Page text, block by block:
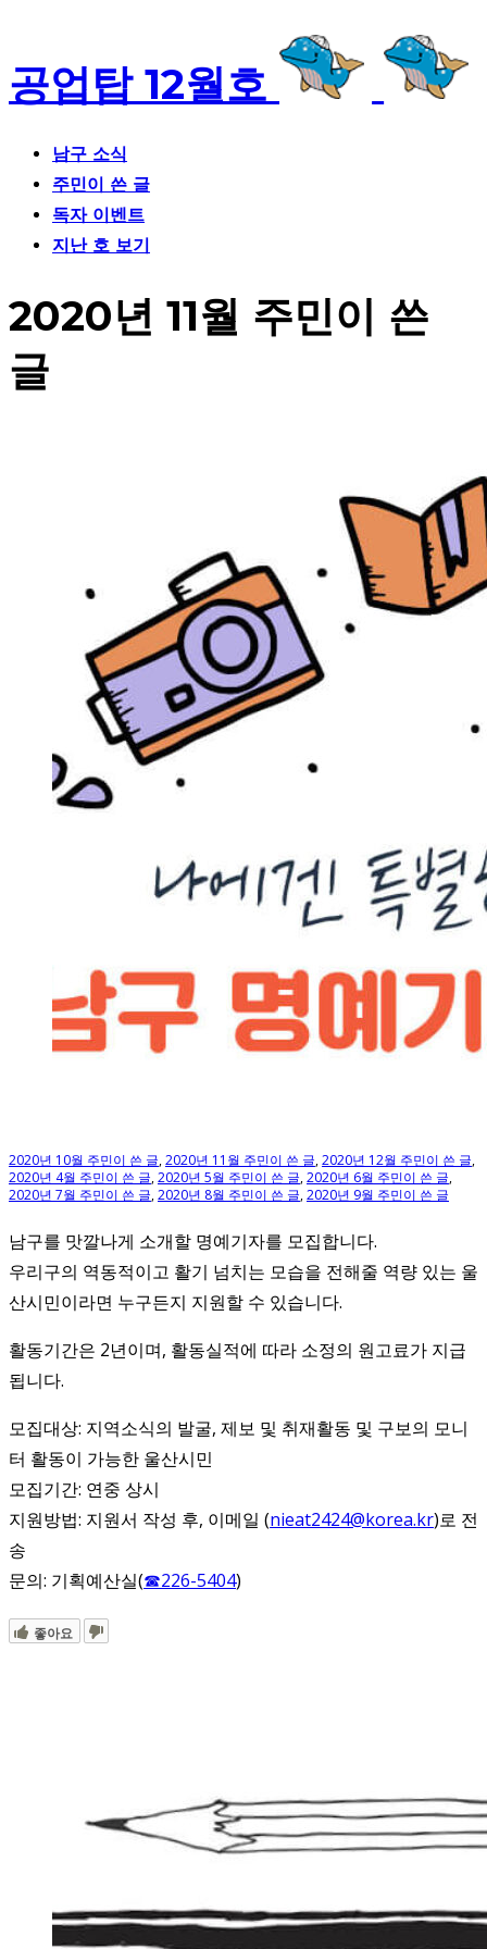
공업탑 12월호
남구 소식
주민이 쓴 글
독자 이벤트
지난 호 보기
2020년 11월 주민이 쓴
글
2020년 10월 주민이 쓴 글,2020년 11월 주민이 쓴 글,2020년 12월 주민이 쓴 글,
2020년 4월 주민이 쓴 글,2020년 5월 주민이 쓴 글,2020년 6월 주민이 쓴 글,
2020년 7월 주민이 쓴 글,2020년 8월 주민이 쓴 글,2020년 9월 주민이 쓴 글
남구를 맛깔나게 소개할 명예기자를 모집합니다.
우리구의 역동적이고 활기 넘치는 모습을 전해줄 역량 있는 울
산시민이라면 누구든지 지원할 수 있습니다.
활동기간은 2년이며, 활동실적에 따라 소정의 원고료가 지급
됩니다.
모집대상: 지역소식의 발굴, 제보 및 취재활동 및 구보의 모니
터 활동이 가능한 울산시민
모집기간: 연중 상시
지원방법: 지원서 작성 후, 이메일 (nieat2424@korea.kr)로 전
송
문의: 기획예산실(☎226-5404)
좋아요